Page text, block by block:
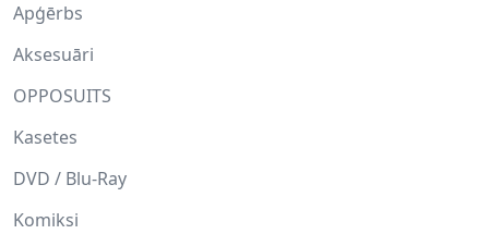
Apģērbs
Aksesuāri
OPPOSUITS
Kasetes
DVD / Blu-Ray
Komiksi